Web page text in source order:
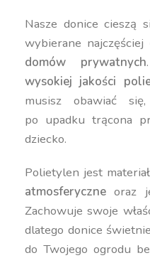
Nasze donice cieszą
wybierane najczęściej
domów prywatnych
wysokiej jakości
musisz obawiać
po upadku trącona
dziecko.
Polietylen jest
atmosferyczne oraz
Zachowuje swoje
dlatego donice
do Twojego ogrodu